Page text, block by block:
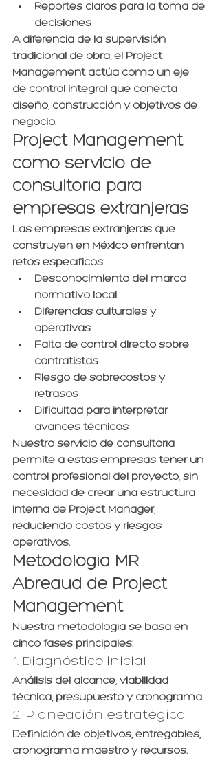
Reportes claros para la toma de
decisiones
A diferencia de la supervisión
tradicional de obra, el Project
Management actúa como un eje
de control integral que conecta
diseño, construcción y objetivos de
negocio.
Project Management
como servicio de
consultoría para
empresas extranjeras
Las empresas extranjeras que
construyen en México enfrentan
retos específicos:
Desconocimiento del marco
normativo local
Diferencias culturales y
operativas
Falta de control directo sobre
contratistas
Riesgo de sobrecostos y
retrasos
Dificultad para interpretar
avances técnicos
Nuestro servicio de consultoría
permite a estas empresas tener un
control profesional del proyecto, sin
necesidad de crear una estructura
interna de Project Manager,
reduciendo costos y riesgos
operativos.
Metodología MR
Abreaud de Project
Management
Nuestra metodología se basa en
cinco fases principales:
1. Diagnóstico inicial
Análisis del alcance, viabilidad
técnica, presupuesto y cronograma.
2. Planeación estratégica
Definición de objetivos, entregables,
cronograma maestro y recursos.